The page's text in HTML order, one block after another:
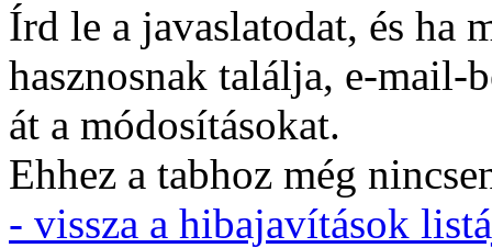
Írd le a javaslatodat, és ha
hasznosnak találja, e-mail-
át a módosításokat.
Ehhez a tabhoz még
- vissza a hibajavítások